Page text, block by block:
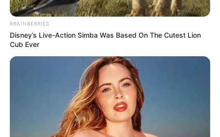
BRAINBERRIES
Disney’s Live-Action Simba Was Based On The Cutest Lion
Cub Ever